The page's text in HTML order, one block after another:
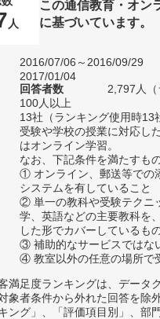
人
この通信教育・オン
に基づいています。
2016/07/06～2016/09/29
2017/01/04
回答者数
2,797人（
100人以上
13社（ランキング使用時13
受験や学校の授業に対応し
はオンライン学習。
なお、下記条件を満たすも
① オンライン、郵送等での
システムを有していること
② 単一の教科や受験テクニ
学、英語などの主要教科を
した形でカバーしているも
③ 補助的なサービスではな
④ 教室以外の任意の場所で
満足度ランキングは、データ
象者条件から外れた回答を除
ング」、「評価項目別」、部